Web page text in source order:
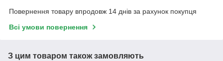
Повернення товару впродовж 14 днів за рахунок покупця
Всі умови повернення
З цим товаром також замовляють